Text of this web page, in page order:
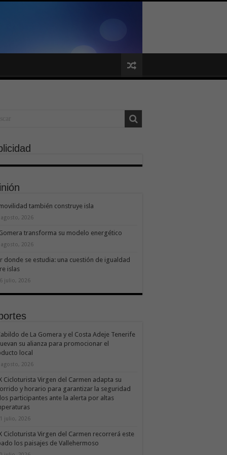
también construye isla
agosto, 2026
transforma su modelo energético
agosto, 2026
donde se estudia: una cuestión de igualdad
islas
julio, 2026
de La Gomera y el Costa Adeje Tenerife
su alianza para promocionar el
local
agosto, 2026
Cicloturista Virgen del Carmen adapta su
y horario para garantizar la seguridad
participantes ante la alerta por altas
julio, 2026
Cicloturista Virgen del Carmen recorrerá este
los paisajes de Vallehermoso